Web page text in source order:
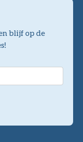
blijf op de